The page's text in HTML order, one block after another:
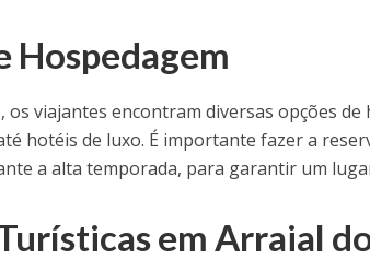
Hospedagem
os viajantes encontram diversas opções
hotéis de luxo. É importante fazer a
a alta temporada, para garantir um
em Arraial